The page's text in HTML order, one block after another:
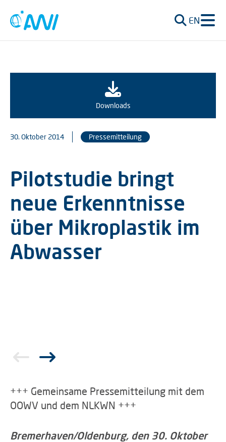
EN
Downloads
30. Oktober 2014 Pressemitteilung
Pilotstudie bringt
neue Erkenntnisse
über Mikroplastik im
Abwasser
+++ Gemeinsame Pressemitteilung mit dem
OOWV und dem NLKWN +++
Bremerhaven/Oldenburg, den 30. Oktober